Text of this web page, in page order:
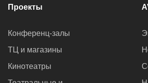
Проекты
Конференц-залы
ТЦ и магазины
Кинотеатры